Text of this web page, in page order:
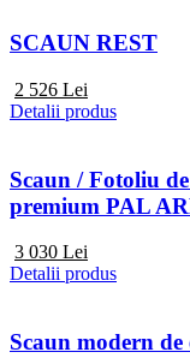
SCAUN REST
2 526 Lei
Detalii produs
Scaun / Fotoliu
premium PAL
3 030 Lei
Detalii produs
Scaun modern